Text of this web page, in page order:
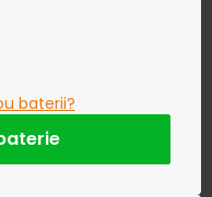
baterii?